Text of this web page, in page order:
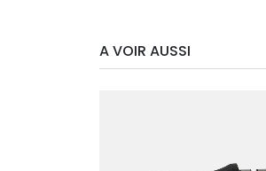
A VOIR AUSSI